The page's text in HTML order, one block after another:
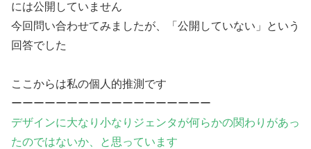
には公開していません
今回問い合わせてみましたが、「公開していない」という
回答でした
ここからは私の個人的推測です
ーーーーーーーーーーーーーーーーーー
デザインに大なり小なりジェンタが何らかの関わりがあっ
たのではないか、と思っています